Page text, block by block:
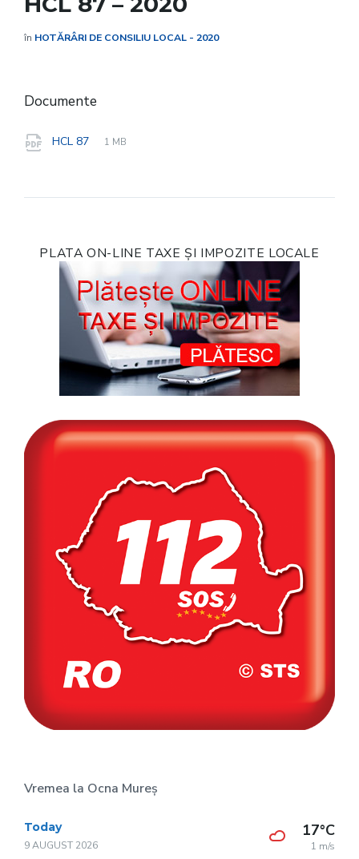
în HOTĂRÂRI DE CONSILIU LOCAL - 2020
Documente
HCL 87
File
pdf
File
1 MB
PLATA ON-LINE TAXE ȘI IMPOZITE LOCALE
Vremea la Ocna Mureș
Today
9 AUGUST 2026
17°C
1 m/s